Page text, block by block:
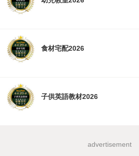
食材宅配2026
子供英語教材2026
advertisement